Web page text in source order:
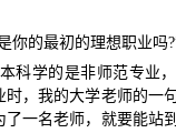
你的最初的理想职业吗
科学的是非师范专业
时，我的大学老师的一
了一名老师，就要能站